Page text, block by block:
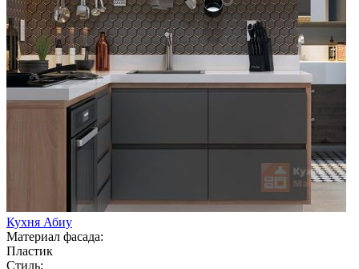
Кухня Абиу
Материал фасада:
Пластик
Стиль: